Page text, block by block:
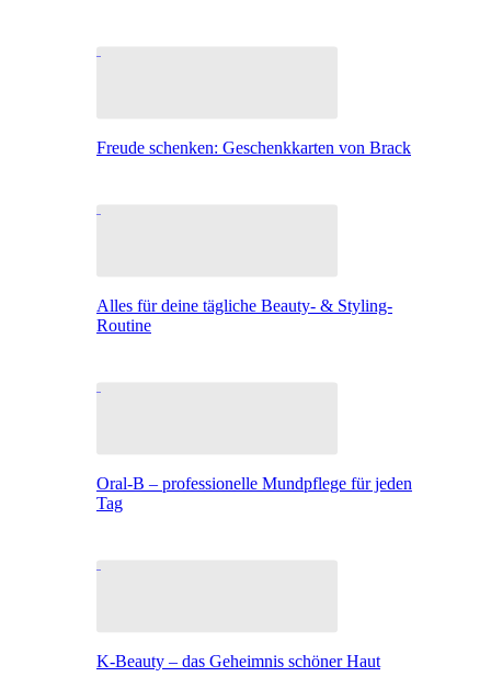
Freude schenken: Geschenkkarten von Brack
Alles für deine tägliche Beauty- & Styling-
Routine
Oral-B – professionelle Mundpflege für jeden
Tag
K-Beauty – das Geheimnis schöner Haut